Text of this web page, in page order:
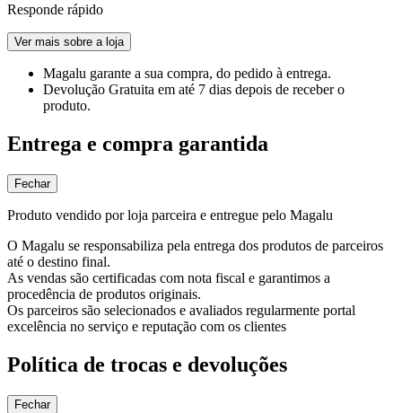
Responde rápido
Ver mais sobre a loja
Magalu garante a sua compra, do pedido à entrega.
Devolução Gratuita em até 7 dias depois de receber o
produto.
Entrega e compra garantida
Fechar
Produto vendido por loja parceira e entregue pelo Magalu
O Magalu se responsabiliza pela entrega dos produtos de parceiros
até o destino final.
As vendas são certificadas com nota fiscal e garantimos a
procedência de produtos originais.
Os parceiros são selecionados e avaliados regularmente portal
excelência no serviço e reputação com os clientes
Política de trocas e devoluções
Fechar